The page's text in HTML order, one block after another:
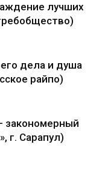
лучших
дела и душа
райпо)
закономерный
г. Сарапул)